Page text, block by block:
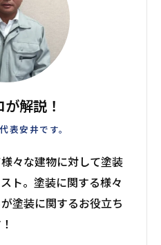
解説！
表安井です。
々な建物に対して塗装
ト。塗装に関する様々
塗装に関するお役立ち